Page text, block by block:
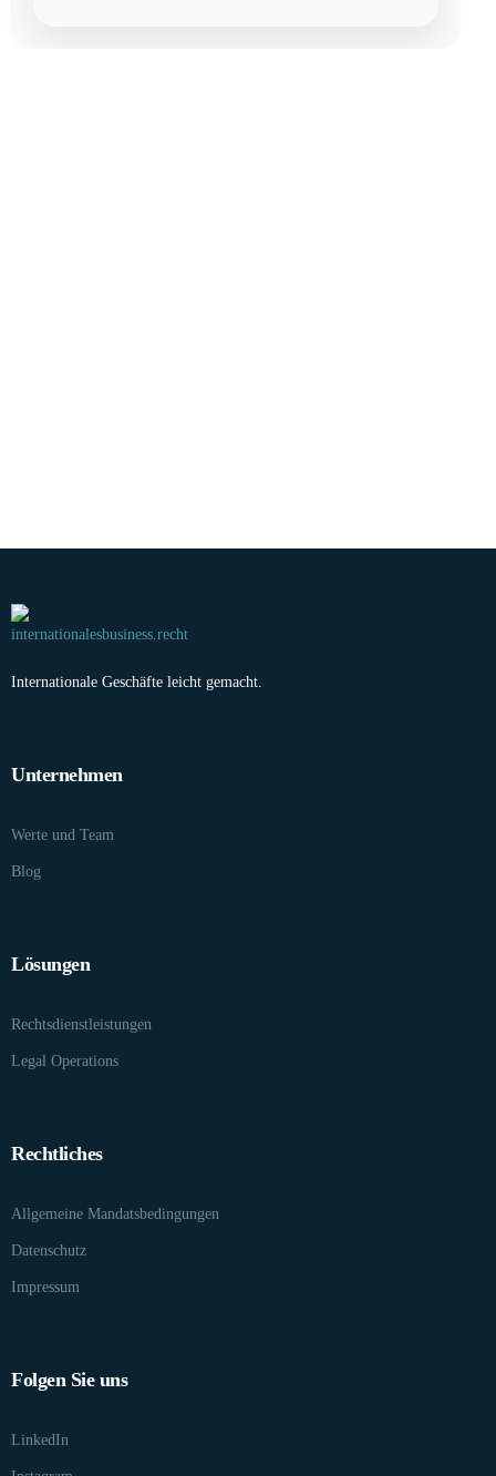
Internationale Geschäfte leicht gemacht.
Unternehmen
Werte und Team
Blog
Lösungen
Rechtsdienstleistungen
Legal Operations
Rechtliches
Allgemeine Mandatsbedingungen
Datenschutz
Impressum
Folgen Sie uns
LinkedIn